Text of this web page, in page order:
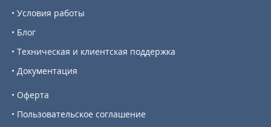
Блог
Документация
Условия работы
Техническая и клиентская поддержка
Оферта
Пользовательское соглашение